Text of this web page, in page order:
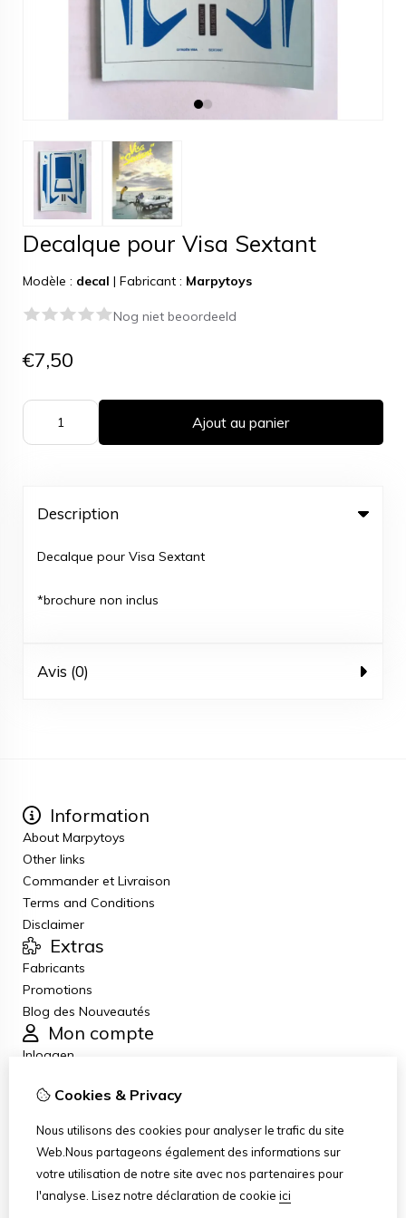
Decalque pour Visa Sextant
Modèle : decal | Fabricant : Marpytoys
Nog niet beoordeeld
€7,50
Ajout au panier
Description
Decalque pour Visa Sextant
*brochure non inclus
Avis (0)
Information
About Marpytoys
Other links
Commander et Livraison
Terms and Conditions
Disclaimer
Extras
Fabricants
Promotions
Blog des Nouveautés
Mon compte
Inloggen
Liste de souhaits
Service client
Nous contacter
Plan du site
Cookies & Privacy
Nous utilisons des cookies pour analyser le trafic du site
Web.Nous partageons également des informations sur
votre utilisation de notre site avec nos partenaires pour
l'analyse. Lisez notre déclaration de cookie ici